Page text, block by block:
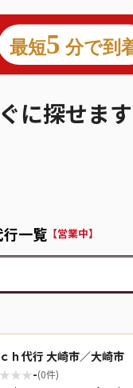
に探せます
一覧【営業中】
ｈ代行 大崎市／大崎市
★★★-(0件)